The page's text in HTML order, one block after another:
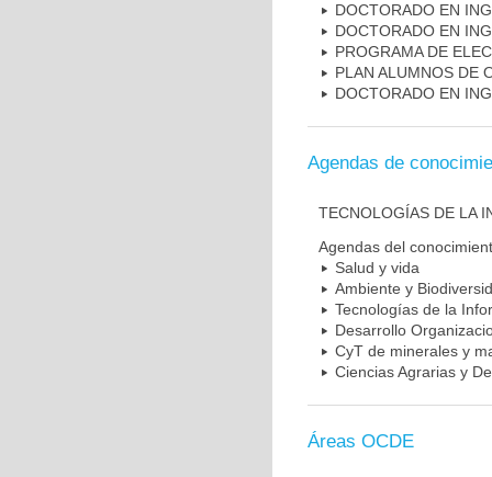
DOCTORADO EN
DOCTORADO EN
PROGRAMA DE
PLAN ALUMNOS DE
DOCTORADO EN
Agendas de
TECNOLOGÍAS DE LA
Agendas del
Salud y vida
Ambiente y
Tecnologías de la
Desarrollo
CyT de minerales y
Ciencias Agrarias y
Áreas OCDE